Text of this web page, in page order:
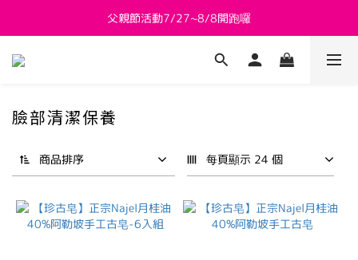
新會員送 $800購物金
父親節活動7/27~8/8開跑囉
新會員送 $800購物金
臉部清潔保養
商品排序 每頁顯示 24 個